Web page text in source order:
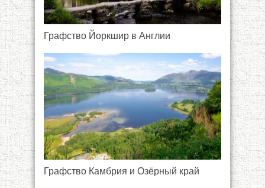
Графство Йоркшир в Англии
Графство Камбрия и Озёрный край